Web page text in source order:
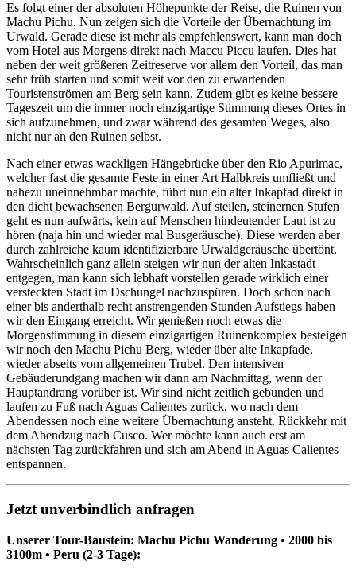
Es folgt einer der absoluten Höhepunkte der Reise, die Ruinen von
Machu Pichu. Nun zeigen sich die Vorteile der Übernachtung im
Urwald. Gerade diese ist mehr als empfehlenswert, kann man doch
vom Hotel aus Morgens direkt nach Maccu Piccu laufen. Dies hat
neben der weit größeren Zeitreserve vor allem den Vorteil, das man
sehr früh starten und somit weit vor den zu erwartenden
Touristenströmen am Berg sein kann. Zudem gibt es keine bessere
Tageszeit um die immer noch einzigartige Stimmung dieses Ortes in
sich aufzunehmen, und zwar während des gesamten Weges, also
nicht nur an den Ruinen selbst.
Nach einer etwas wackligen Hängebrücke über den Rio Apurimac,
welcher fast die gesamte Feste in einer Art Halbkreis umfließt und
nahezu uneinnehmbar machte, führt nun ein alter Inkapfad direkt in
den dicht bewachsenen Bergurwald. Auf steilen, steinernen Stufen
geht es nun aufwärts, kein auf Menschen hindeutender Laut ist zu
hören (naja hin und wieder mal Busgeräusche). Diese werden aber
durch zahlreiche kaum identifizierbare Urwaldgeräusche übertönt.
Wahrscheinlich ganz allein steigen wir nun der alten Inkastadt
entgegen, man kann sich lebhaft vorstellen gerade wirklich einer
versteckten Stadt im Dschungel nachzuspüren. Doch schon nach
einer bis anderthalb recht anstrengenden Stunden Aufstiegs haben
wir den Eingang erreicht. Wir genießen noch etwas die
Morgenstimmung in diesem einzigartigen Ruinenkomplex besteigen
wir noch den Machu Pichu Berg, wieder über alte Inkapfade,
wieder abseits vom allgemeinen Trubel. Den intensiven
Gebäuderundgang machen wir dann am Nachmittag, wenn der
Hauptandrang vorüber ist. Wir sind nicht zeitlich gebunden und
laufen zu Fuß nach Aguas Calientes zurück, wo nach dem
Abendessen noch eine weitere Übernachtung ansteht. Rückkehr mit
dem Abendzug nach Cusco. Wer möchte kann auch erst am
nächsten Tag zurückfahren und sich am Abend in Aguas Calientes
entspannen.
Jetzt unverbindlich anfragen
Unserer Tour-Baustein: Machu Pichu Wanderung • 2000 bis
3100m • Peru (2-3 Tage):